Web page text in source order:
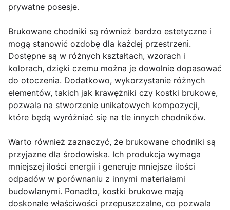
prywatne posesje.
Brukowane chodniki są również bardzo estetyczne i
mogą stanowić ozdobę dla każdej przestrzeni.
Dostępne są w różnych kształtach, wzorach i
kolorach, dzięki czemu można je dowolnie dopasować
do otoczenia. Dodatkowo, wykorzystanie różnych
elementów, takich jak krawężniki czy kostki brukowe,
pozwala na stworzenie unikatowych kompozycji,
które będą wyróżniać się na tle innych chodników.
Warto również zaznaczyć, że brukowane chodniki są
przyjazne dla środowiska. Ich produkcja wymaga
mniejszej ilości energii i generuje mniejsze ilości
odpadów w porównaniu z innymi materiałami
budowlanymi. Ponadto, kostki brukowe mają
doskonałe właściwości przepuszczalne, co pozwala